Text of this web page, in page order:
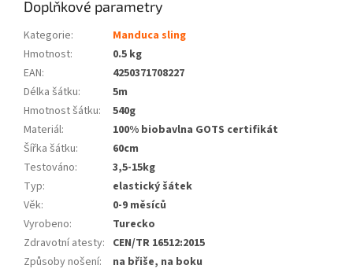
Doplňkové parametry
Kategorie:
Manduca sling
Hmotnost:
0.5 kg
EAN:
4250371708227
Délka šátku:
5m
Hmotnost šátku:
540g
Materiál:
100% biobavlna GOTS certifikát
Šířka šátku:
60cm
Testováno:
3,5-15kg
Typ:
elastický šátek
Věk:
0-9 měsíců
Vyrobeno:
Turecko
Zdravotní atesty: CEN/TR 16512:2015
Způsoby nošení: na břiše, na boku